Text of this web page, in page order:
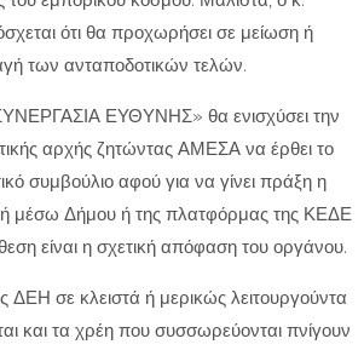
ότι θα προχωρήσει σε μείωση ή
των ανταποδοτικών τελών.
ΕΥΘΥΝΗΣ» θα ενισχύσει την
αρχής ζητώντας ΑΜΕΣΑ να έρθει το
συμβούλιο αφού για να γίνει πράξη η
μέσω Δήμου ή της πλατφόρμας της ΚΕΔΕ
είναι η σχετική απόφαση του οργάνου.
ΔΕΗ σε κλειστά ή μερικώς λειτουργούντα
και τα χρέη που συσσωρεύονται πνίγουν